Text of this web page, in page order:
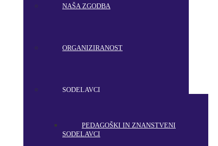
NAŠA ZGODBA
ORGANIZIRANOST
SODELAVCI
PEDAGOŠKI IN ZNANSTVENI
SODELAVCI